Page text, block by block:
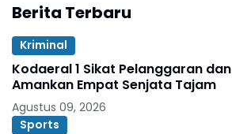
Berita Terbaru
Kriminal
Kodaeral 1 Sikat Pelanggaran dan
Amankan Empat Senjata Tajam
Agustus 09, 2026
Sports